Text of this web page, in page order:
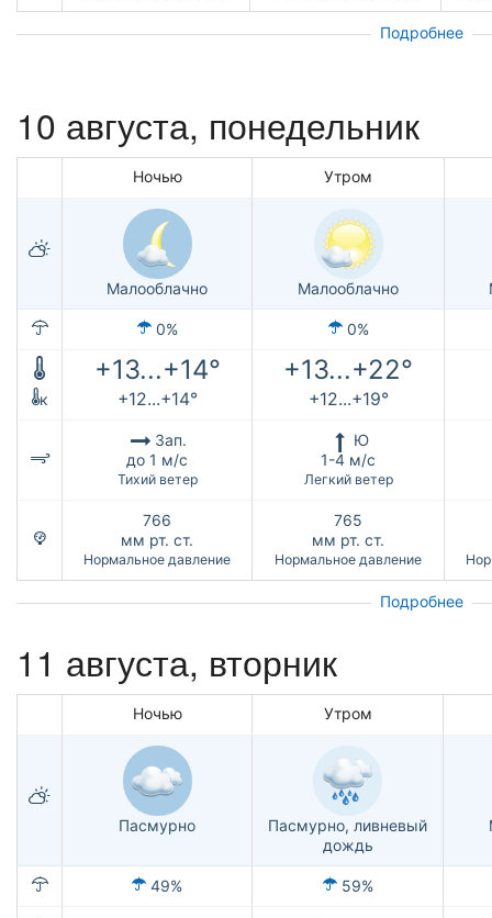
Подробнее
10 августа, понедельник
Ночью Утром
Малооблачно Малооблачно
0% 0%
+13...+14° +13...+22°
к +12...+14° +12...+19°
Зап.
до 1 м/с
Тихий ветер
Ю
1-4 м/с
Легкий ветер
766
мм рт. ст.
Нормальное давление
765
мм рт. ст.
Нормальное давление
Подробнее
11 августа, вторник
Ночью Утром
Пасмурно
Пасмурно, ливневый
дождь
49% 59%